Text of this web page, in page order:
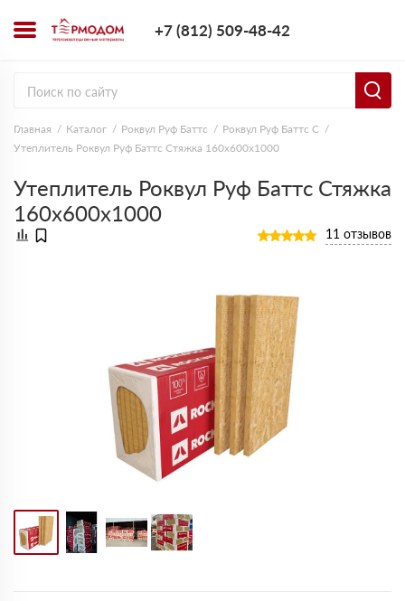
+7 (812) 509-48-42
Главная Каталог Роквул Руф Баттс
Роквул Руф Баттс C
Утеплитель Роквул Руф Баттс Стяжка 160х600х1000
Утеплитель Роквул Руф Баттс Стяжка
160х600х1000
11 отзывов